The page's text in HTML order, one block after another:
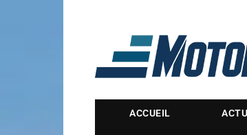
Magazine
ACCUEIL